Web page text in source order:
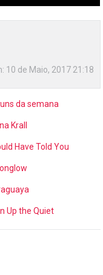
10 de Maio, 2017 21:18
da semana
Krall
Have Told You
Up the Quiet